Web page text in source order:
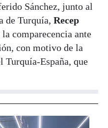
Sánchez, junto al
de Turquía, Recep
la comparecencia ante
con motivo de la
España, que